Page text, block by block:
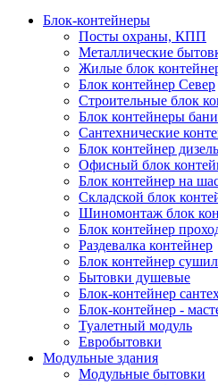
Блок-контейнеры
Посты охраны, КПП
Металлические
Жилые блок
Блок контейнер Север
Строительные блок
Блок контейнеры бани
Сантехнические
Блок контейнер
Офисный блок
Блок контейнер на
Складской блок
Шиномонтаж блок
Блок контейнер
Раздевалка контейнер
Блок контейнер
Бытовки душевые
Блок-контейнер
Блок-контейнер -
Туалетный модуль
Евробытовки
Модульные здания
Модульные бытовки